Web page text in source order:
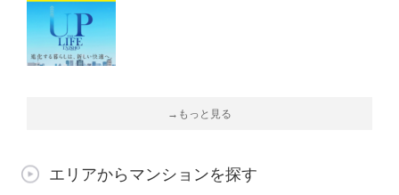
→もっと見る
エリアからマンションを探す